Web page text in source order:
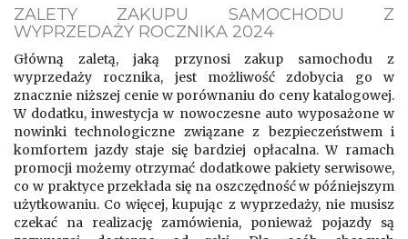
ZALETY ZAKUPU SAMOCHODU Z
WYPRZEDAŻY ROCZNIKA 2024
Główną zaletą, jaką przynosi zakup samochodu z
wyprzedaży rocznika, jest możliwość zdobycia go w
znacznie niższej cenie w porównaniu do ceny katalogowej.
W dodatku, inwestycja w nowoczesne auto wyposażone w
nowinki technologiczne związane z bezpieczeństwem i
komfortem jazdy staje się bardziej opłacalna. W ramach
promocji możemy otrzymać dodatkowe pakiety serwisowe,
co w praktyce przekłada się na oszczędność w późniejszym
użytkowaniu. Co więcej, kupując z wyprzedaży, nie musisz
czekać na realizację zamówienia, ponieważ pojazdy są